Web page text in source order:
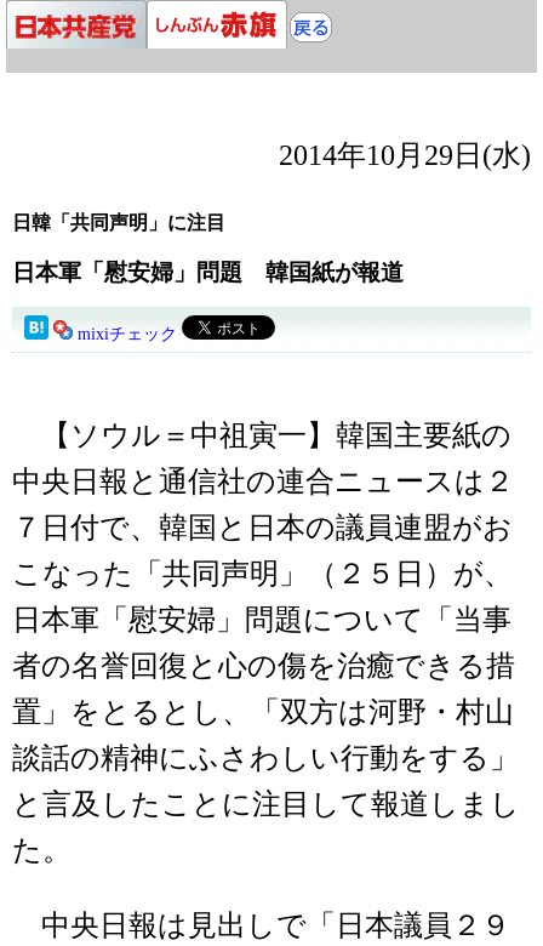
2014年10月29日(水)
日韓「共同声明」に注目
日本軍「慰安婦」問題 韓国紙が報道
mixiチェック
【ソウル＝中祖寅一】韓国主要紙の
中央日報と通信社の連合ニュースは２
７日付で、韓国と日本の議員連盟がお
こなった「共同声明」（２５日）が、
日本軍「慰安婦」問題について「当事
者の名誉回復と心の傷を治癒できる措
置」をとるとし、「双方は河野・村山
談話の精神にふさわしい行動をする」
と言及したことに注目して報道しまし
た。
中央日報は見出しで「日本議員２９